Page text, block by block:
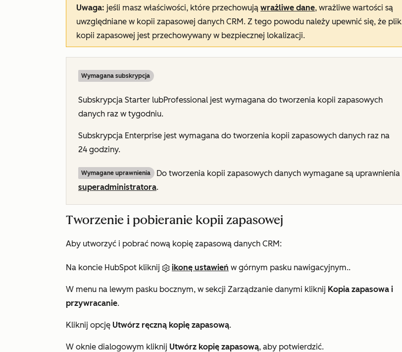
Uwaga: jeśli masz właściwości, które przechowują wrażliwe dane, wrażliwe wartości są
uwzględniane w kopii zapasowej danych CRM. Z tego powodu należy upewnić się, że plik
kopii zapasowej jest przechowywany w bezpiecznej lokalizacji.
Wymagana subskrypcja
Subskrypcja Starter lubProfessional jest wymagana do tworzenia kopii zapasowych
danych raz w tygodniu.
Subskrypcja Enterprise jest wymagana do tworzenia kopii zapasowych danych raz na
24 godziny.
Wymagane uprawnienia
Do tworzenia kopii zapasowych danych wymagane są uprawnienia
superadministratora.
Tworzenie i pobieranie kopii zapasowej
Aby utworzyć i pobrać nową kopię zapasową danych CRM:
Na koncie HubSpot kliknij ikonę ustawień w górnym pasku nawigacyjnym..
W menu na lewym pasku bocznym, w sekcji Zarządzanie danymi kliknij Kopia zapasowa i
przywracanie.
Kliknij opcję Utwórz ręczną kopię zapasową.
W oknie dialogowym kliknij Utwórz kopię zapasową, aby potwierdzić.